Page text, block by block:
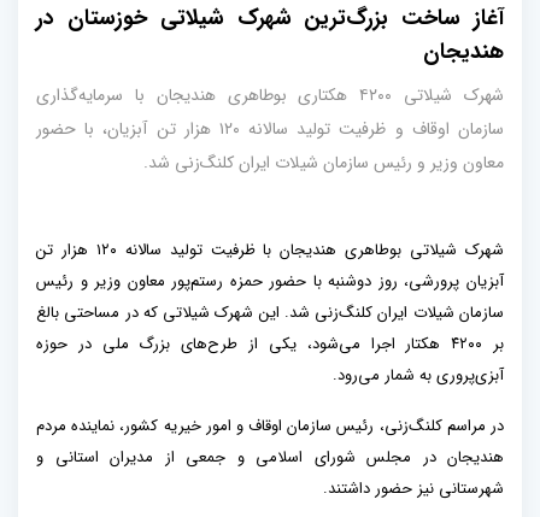
آغاز ساخت بزرگ‌ترین شهرک شیلاتی خوزستان در
هندیجان
شهرک شیلاتی ۴۲۰۰ هکتاری بوطاهری هندیجان با سرمایه‌گذاری
سازمان اوقاف و ظرفیت تولید سالانه ۱۲۰ هزار تن آبزیان، با حضور
معاون وزیر و رئیس سازمان شیلات ایران کلنگ‌زنی شد.
شهرک شیلاتی بوطاهری هندیجان با ظرفیت تولید سالانه ۱۲۰ هزار تن
آبزیان پرورشی، روز دوشنبه با حضور حمزه رستم‌پور معاون وزیر و رئیس
سازمان شیلات ایران کلنگ‌زنی شد. این شهرک شیلاتی که در مساحتی بالغ
بر ۴۲۰۰ هکتار اجرا می‌شود، یکی از طرح‌های بزرگ ملی در حوزه
آبزی‌پروری به شمار می‌رود.
در مراسم کلنگ‌زنی، رئیس سازمان اوقاف و امور خیریه کشور، نماینده مردم
هندیجان در مجلس شورای اسلامی و جمعی از مدیران استانی و
شهرستانی نیز حضور داشتند.